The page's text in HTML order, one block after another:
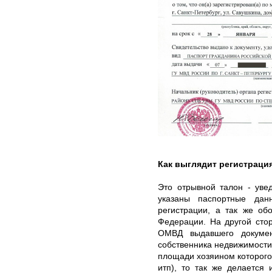
Как выглядит
Это отрывной талон -
указаны паспортные
регистрации, а так же
Федерации. На другой
ОМВД выдавшего
собственника
площади хозяином
итп), то так же делается